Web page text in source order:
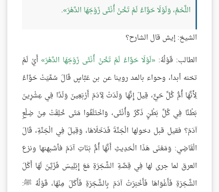
اللَّحْمُ، وَلَوْلَا حَوَّاءُ لَمْ تَخُنْ أُنْثَى زَوْجَهَا الدَّهْرَ .
الشيخ: إيش قال الشارح؟
الطالب: قَوْلُهُ: لَوْلَا حَوَّاءُ لَمْ تَخُنْ أُنْثَى زَوْجَهَا الدَّهْرَ أَيْ لَمْ
تخنه أبدا، وحواء بالمد روينا عن بن عَبَّاسٍ قَالَ سُمِّيَتْ حَوَّاءُ
لِأَنَّهَا أُمُّ كُلِّ حَيٍّ، قِيلَ إِنَّهَا وَلَدَتْ لِآدَمَ أَرْبَعِينَ وَلَدًا فِي عِشْرِينَ
بَطْنًا فِي كُلِّ بَطْنٍ ذَكَرٌ وَأُنْثَى، وَاخْتَلَفُوا مَتَى خُلِقَتْ مِنْ ضِلْعِ
آدَمَ؟ فقيل قبل دخولها الْجَنَّةَ فَدَخَلَاهَا، وَقِيلَ فِي الْجَنَّةِ، قَالَ
الْقَاضِي: وَمَعْنَى هَذَا الْحَدِيثِ أَنَّهَا أُمُّ بَنَاتِ آدَمَ فأشبهنها ونزع
العرق لما جرى لها فِي قِصَّةِ الشَّجَرَةِ مَعَ إِبْلِيسَ فَزَيَّنَ لَهَا أَكْلَ
الشَّجَرَةِ فَأَغْوَاهَا فَأَخْبَرَتْ آدَمَ بِالشَّجَرَةِ فَأَكَلَ مِنْهَا، قَوْلُهُ ﷺ: